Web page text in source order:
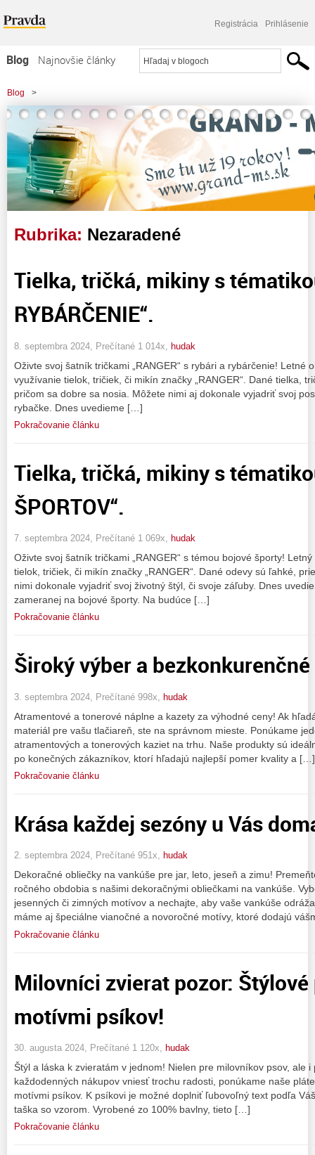
Registrácia Prihlásenie
Blog
Najnovšie články
Najčítanejšie články
Najkomentovanejšie články
Zoznam blogov
Komerčné blogy
Blog >
Rubrika: Nezaradené
Tielka, tričká, mikiny s
RYBÁRČENIE“.
8. septembra 2024, Prečítané 1 014x, hudak
Oživte svoj šatník tričkami „RANGER“ s rybári a rybárčenie! Letné
využívanie tielok, tričiek, či mikín značky „RANGER“. Dané tielka,
pričom sa dobre sa nosia. Môžete nimi aj dokonale vyjadriť svoj
rybačke. Dnes uvedieme […]
Pokračovanie článku
Tielka, tričká, mikiny s
ŠPORTOV“.
7. septembra 2024, Prečítané 1 069x, hudak
Oživte svoj šatník tričkami „RANGER“ s témou bojové športy!
tielok, tričiek, či mikín značky „RANGER“. Dané odevy sú ľahké,
nimi dokonale vyjadriť svoj životný štýl, či svoje záľuby. Dnes
zameranej na bojové športy. Na budúce […]
Pokračovanie článku
Široký výber a
3. septembra 2024, Prečítané 998x, hudak
Atramentové a tonerové náplne a kazety za výhodné ceny! Ak
materiál pre vašu tlačiareň, ste na správnom mieste. Ponúkame
atramentových a tonerových kaziet na trhu. Naše produkty sú
po konečných zákazníkov, ktorí hľadajú najlepší pomer kvality a […]
Pokračovanie článku
Krása každej sezóny u Vás
2. septembra 2024, Prečítané 951x, hudak
Dekoračné obliečky na vankúše pre jar, leto, jeseň a zimu!
ročného obdobia s našimi dekoračnými obliečkami na vankúše.
jesenných či zimných motívov a nechajte, aby vaše vankúše
máme aj špeciálne vianočné a novoročné motívy, ktoré dodajú
Pokračovanie článku
Milovníci zvierat pozor:
motívmi psíkov!
30. augusta 2024, Prečítané 1 120x, hudak
Štýl a láska k zvieratám v jednom! Nielen pre milovníkov psov, ale
každodenných nákupov vniesť trochu radosti, ponúkame naše
motívmi psíkov. K psíkovi je možné doplniť ľubovoľný text podľa
taška so vzorom. Vyrobené zo 100% bavlny, tieto […]
Pokračovanie článku